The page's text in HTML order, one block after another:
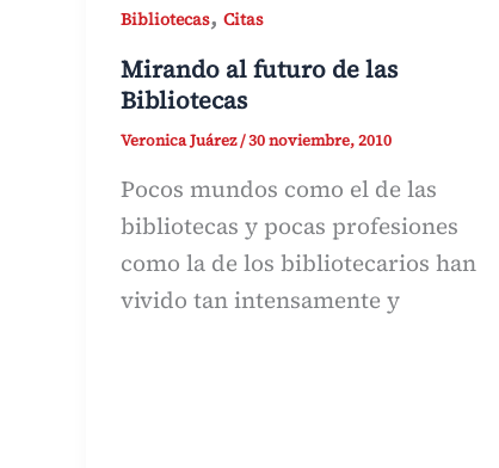
Bibliotecas, Citas
Mirando al futuro de las
Bibliotecas
Veronica Juárez/30 noviembre, 2010
Pocos mundos como el de las
bibliotecas y pocas profesiones
como la de los bibliotecarios han
vivido tan intensamente y